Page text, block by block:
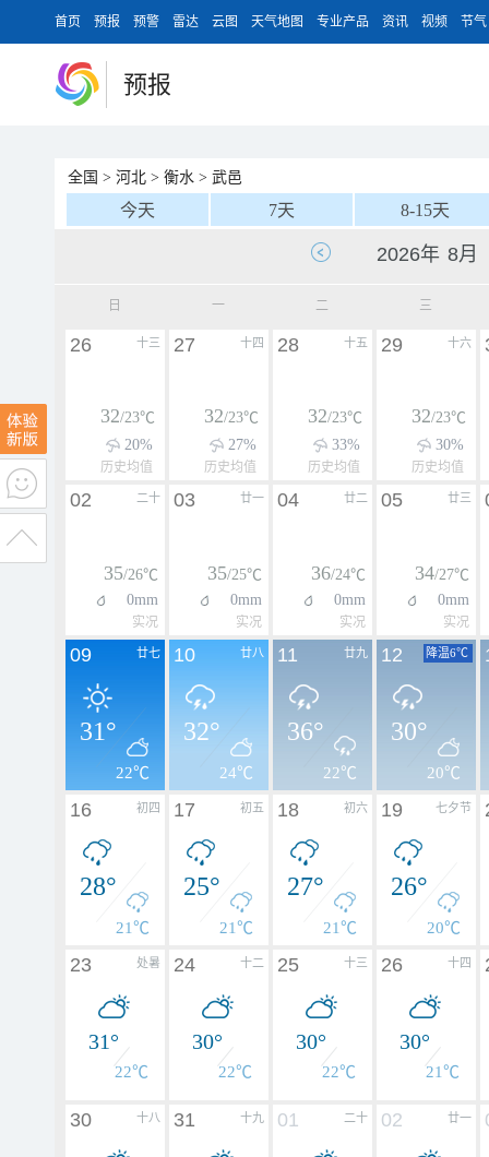
首页 预报 预警 雷达 云图 天气地图 专业产品 资讯 视频 节气
预报
全国 > 河北 > 衡水 > 武邑
今天 7天 8-15天
日 一 二 三
十三
26
32/23℃
20%
历史均值
十四
27
32/23℃
27%
历史均值
十五
28
32/23℃
33%
历史均值
十六
29
32/23℃
30%
历史均值
二十
02
35/26℃
0mm
实况
廿一
03
35/25℃
0mm
实况
廿二
04
36/24℃
0mm
实况
廿三
05
34/27℃
0mm
实况
廿七
09
31°
22℃
廿八
10
32°
24℃
廿九
11
36°
22℃
降温6℃
12
30°
20℃
初四
16
28°
21℃
初五
17
25°
21℃
初六
18
27°
21℃
七夕节
19
26°
20℃
处暑
23
31°
22℃
十二
24
30°
22℃
十三
25
30°
22℃
十四
26
30°
21℃
十八
30 十九
31 二十
01 廿一
02